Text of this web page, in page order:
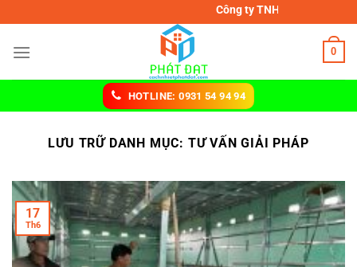
đến
nội
Công ty TNHH MTV cách nhiệt Phát Đạt
0
HOTLINE: 0931 54 94 94
LƯU TRỮ DANH MỤC: TƯ VẤN GIẢI PHÁP
17
Th6